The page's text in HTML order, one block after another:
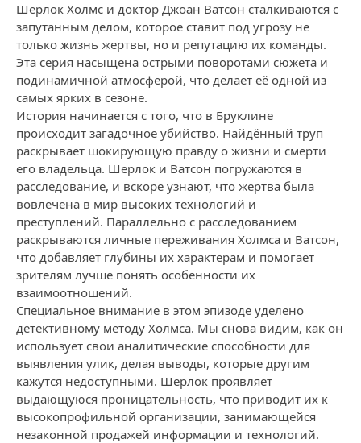
Шерлок Холмс и доктор Джоан Ватсон сталкиваются с
запутанным делом, которое ставит под угрозу не
только жизнь жертвы, но и репутацию их команды.
Эта серия насыщена острыми поворотами сюжета и
подинамичной атмосферой, что делает её одной из
самых ярких в сезоне.
История начинается с того, что в Бруклине
происходит загадочное убийство. Найдённый труп
раскрывает шокирующую правду о жизни и смерти
его владельца. Шерлок и Ватсон погружаются в
расследование, и вскоре узнают, что жертва была
вовлечена в мир высоких технологий и
преступлений. Параллельно с расследованием
раскрываются личные переживания Холмса и Ватсон,
что добавляет глубины их характерам и помогает
зрителям лучше понять особенности их
взаимоотношений.
Специальное внимание в этом эпизоде уделено
детективному методу Холмса. Мы снова видим, как он
использует свои аналитические способности для
выявления улик, делая выводы, которые другим
кажутся недоступными. Шерлок проявляет
выдающуюся проницательность, что приводит их к
высокопрофильной организации, занимающейся
незаконной продажей информации и технологий.